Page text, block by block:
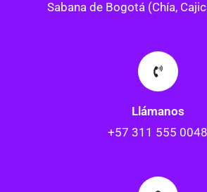
Sabana de Bogotá (Chía,
Llámanos
+57 311 555 0048